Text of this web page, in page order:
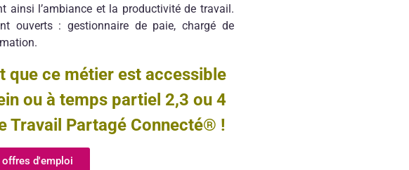
ainsi l’ambiance et la productivité de travail.
ouverts : gestionnaire de paie, chargé de
que ce métier est accessible
ou à temps partiel 2,3 ou 4
Travail Partagé Connecté® !
d'emploi